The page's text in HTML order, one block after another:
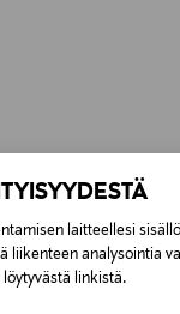
laitteellesi
liikenteen analysointia
linkistä.
6,90 €, kun toimitus